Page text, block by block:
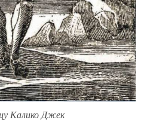
Калико Джек